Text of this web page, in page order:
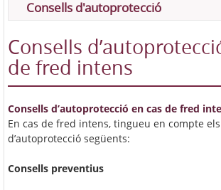
Consells d'autoprotecció
Consells
de fred intens
Consells d’autoprotecció en cas de fred
En cas de fred intens, tingueu en compte
d’autoprotecció següents:
Consells preventius